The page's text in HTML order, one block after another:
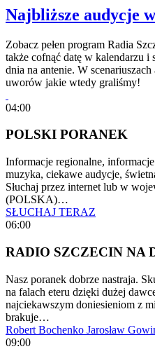
Najbliższe audycje
Zobacz pełen program Radia
także cofnąć datę w kalendarzu i
dnia na antenie. W
uworów jakie wtedy graliśmy!
04:00
POLSKI PORANEK
Informacje regionalne,
muzyka, ciekawe audycje,
Słuchaj przez internet lub w
(POLSKA)…
SŁUCHAJ TERAZ
06:00
RADIO SZCZECIN NA
Nasz poranek dobrze nastraja.
na falach eteru dzięki dużej
najciekawszym doniesieniom z
brakuje…
Robert Bochenko Jarosław
09:00